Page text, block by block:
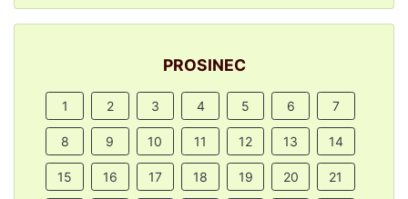
PROSINEC
1 2 3 4 5 6 7
8 9 10 11 12 13 14
15 16 17 18 19 20 21